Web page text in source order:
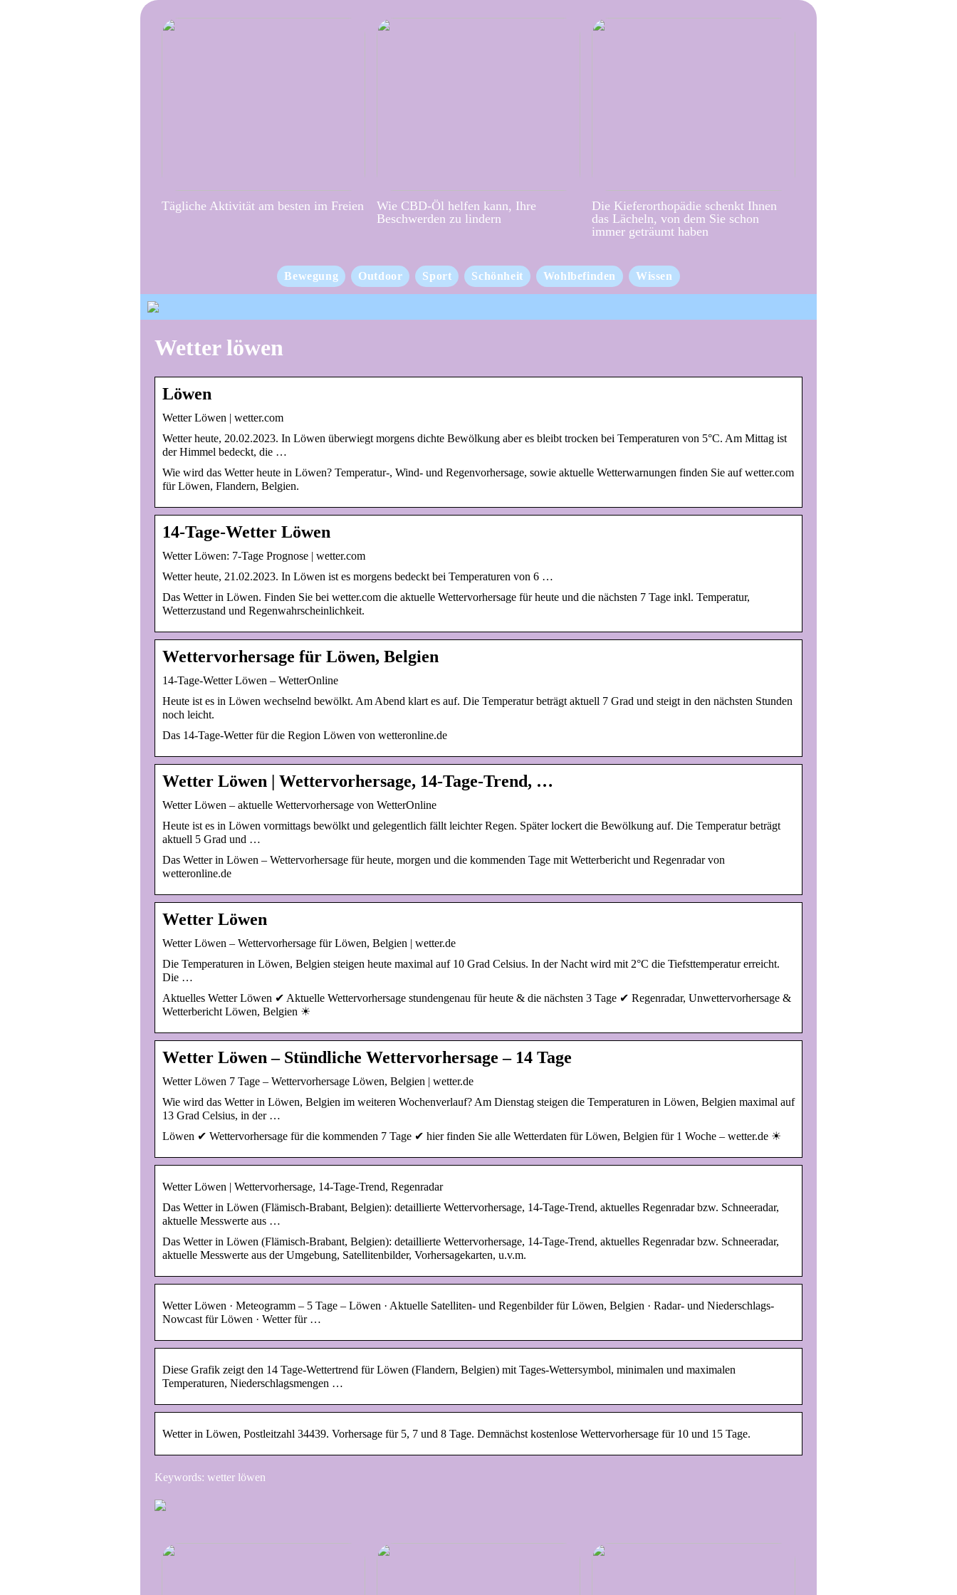
Tägliche Aktivität am besten im Freien
Wie CBD-Öl helfen kann, Ihre
Beschwerden zu lindern
Die Kieferorthopädie schenkt Ihnen
das Lächeln, von dem Sie schon
immer geträumt haben
Bewegung Outdoor Sport Schönheit Wohlbefinden Wissen
Wetter löwen
Löwen
Wetter Löwen | wetter.com
Wetter heute, 20.02.2023. In Löwen überwiegt morgens dichte Bewölkung aber es bleibt trocken bei Temperaturen von 5°C. Am Mittag ist
der Himmel bedeckt, die …
Wie wird das Wetter heute in Löwen? Temperatur-, Wind- und Regenvorhersage, sowie aktuelle Wetterwarnungen finden Sie auf wetter.com
für Löwen, Flandern, Belgien.
14-Tage-Wetter Löwen
Wetter Löwen: 7-Tage Prognose | wetter.com
Wetter heute, 21.02.2023. In Löwen ist es morgens bedeckt bei Temperaturen von 6 …
Das Wetter in Löwen. Finden Sie bei wetter.com die aktuelle Wettervorhersage für heute und die nächsten 7 Tage inkl. Temperatur,
Wetterzustand und Regenwahrscheinlichkeit.
Wettervorhersage für Löwen, Belgien
14-Tage-Wetter Löwen – WetterOnline
Heute ist es in Löwen wechselnd bewölkt. Am Abend klart es auf. Die Temperatur beträgt aktuell 7 Grad und steigt in den nächsten Stunden
noch leicht.
Das 14-Tage-Wetter für die Region Löwen von wetteronline.de
Wetter Löwen | Wettervorhersage, 14-Tage-Trend, …
Wetter Löwen – aktuelle Wettervorhersage von WetterOnline
Heute ist es in Löwen vormittags bewölkt und gelegentlich fällt leichter Regen. Später lockert die Bewölkung auf. Die Temperatur beträgt
aktuell 5 Grad und …
Das Wetter in Löwen – Wettervorhersage für heute, morgen und die kommenden Tage mit Wetterbericht und Regenradar von
wetteronline.de
Wetter Löwen
Wetter Löwen – Wettervorhersage für Löwen, Belgien | wetter.de
Die Temperaturen in Löwen, Belgien steigen heute maximal auf 10 Grad Celsius. In der Nacht wird mit 2°C die Tiefsttemperatur erreicht.
Die …
Aktuelles Wetter Löwen ✔ Aktuelle Wettervorhersage stundengenau für heute & die nächsten 3 Tage ✔ Regenradar, Unwettervorhersage &
Wetterbericht Löwen, Belgien ☀
Wetter Löwen – Stündliche Wettervorhersage – 14 Tage
Wetter Löwen 7 Tage – Wettervorhersage Löwen, Belgien | wetter.de
Wie wird das Wetter in Löwen, Belgien im weiteren Wochenverlauf? Am Dienstag steigen die Temperaturen in Löwen, Belgien maximal auf
13 Grad Celsius, in der …
Löwen ✔ Wettervorhersage für die kommenden 7 Tage ✔ hier finden Sie alle Wetterdaten für Löwen, Belgien für 1 Woche – wetter.de ☀
Wetter Löwen | Wettervorhersage, 14-Tage-Trend, Regenradar
Das Wetter in Löwen (Flämisch-Brabant, Belgien): detaillierte Wettervorhersage, 14-Tage-Trend, aktuelles Regenradar bzw. Schneeradar,
aktuelle Messwerte aus …
Das Wetter in Löwen (Flämisch-Brabant, Belgien): detaillierte Wettervorhersage, 14-Tage-Trend, aktuelles Regenradar bzw. Schneeradar,
aktuelle Messwerte aus der Umgebung, Satellitenbilder, Vorhersagekarten, u.v.m.
Wetter Löwen · Meteogramm – 5 Tage – Löwen · Aktuelle Satelliten- und Regenbilder für Löwen, Belgien · Radar- und Niederschlags-
Nowcast für Löwen · Wetter für …
Diese Grafik zeigt den 14 Tage-Wettertrend für Löwen (Flandern, Belgien) mit Tages-Wettersymbol, minimalen und maximalen
Temperaturen, Niederschlagsmengen …
Wetter in Löwen, Postleitzahl 34439. Vorhersage für 5, 7 und 8 Tage. Demnächst kostenlose Wettervorhersage für 10 und 15 Tage.
Keywords: wetter löwen